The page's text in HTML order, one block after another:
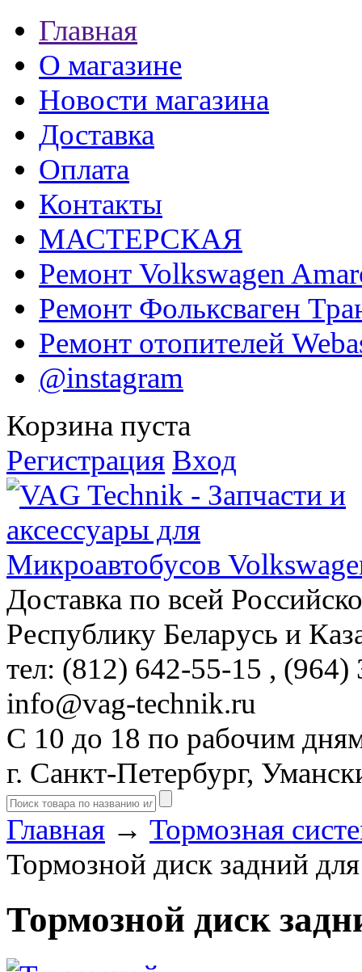
Главная
О магазине
Новости магазина
Доставка
Оплата
Контакты
МАСТЕРСКАЯ
Ремонт Volkswagen
Ремонт Фольксваген
Ремонт отопителей
@instagram
Корзина пуста
Регистрация Вход
Доставка по всей
Республику Беларусь и
тел: (812) 642-55-15 , (964)
info@vag-technik.ru
С 10 до 18 по рабочим
г. Санкт-Петербург,
Главная → Тормозная
Тормозной диск задний
Тормозной диск